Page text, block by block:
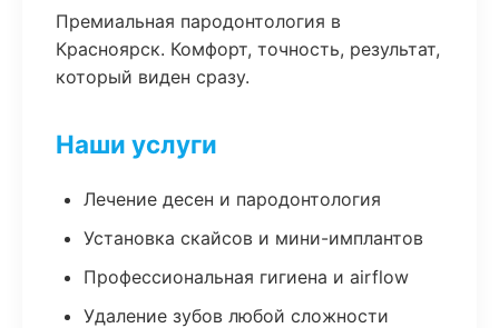
Премиальная пародонтология в
Красноярск. Комфорт, точность, результат,
который виден сразу.
Наши услуги
Лечение десен и пародонтология
Установка скайсов и мини-имплантов
Профессиональная гигиена и airflow
Удаление зубов любой сложности